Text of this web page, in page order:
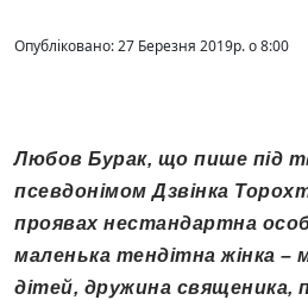
Опубліковано: 27 Березня 2019р. о 8:00
Любов Бурак, що пише під
псевдонімом Дзвінка
проявах нестандартна
маленька тендітна жінка –
дітей, дружина священика,